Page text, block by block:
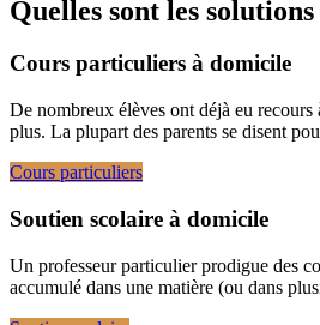
Quelles sont les
Cours particuliers à domicile
De nombreux élèves ont déjà eu
plus. La plupart des parents se disent
Cours particuliers
Soutien scolaire à domicile
Un professeur particulier prodigue des
accumulé dans une matière (ou dans